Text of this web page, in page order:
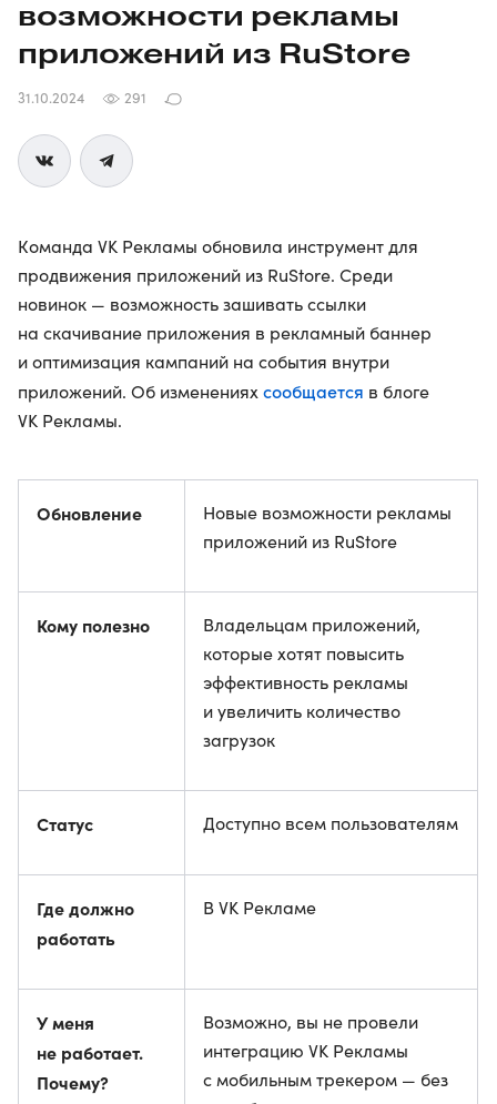
возможности рекламы
приложений из RuStore
31.10.2024 291
Команда VK Рекламы обновила инструмент для
продвижения приложений из RuStore. Среди
новинок — возможность зашивать ссылки
на скачивание приложения в рекламный баннер
и оптимизация кампаний на события внутри
приложений. Об изменениях сообщается в блоге
VK Рекламы.
Обновление
Новые возможности рекламы
приложений из RuStore
Кому полезно
Владельцам приложений,
которые хотят повысить
эффективность рекламы
и увеличить количество
загрузок
Статус Доступно всем пользователям
Где должно
работать
В VK Рекламе
У меня
не работает.
Почему?
Возможно, вы не провели
интеграцию VK Рекламы
с мобильным трекером — без